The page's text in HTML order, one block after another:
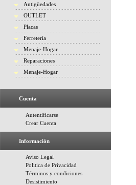
Antigüedades
OUTLET
Placas
Ferretería
Menaje-Hogar
Reparaciones
Menaje-Hogar
Cuenta
Autentificarse
Crear Cuenta
Información
Aviso Legal
Politica de Privacidad
Términos y condiciones
Desistimiento